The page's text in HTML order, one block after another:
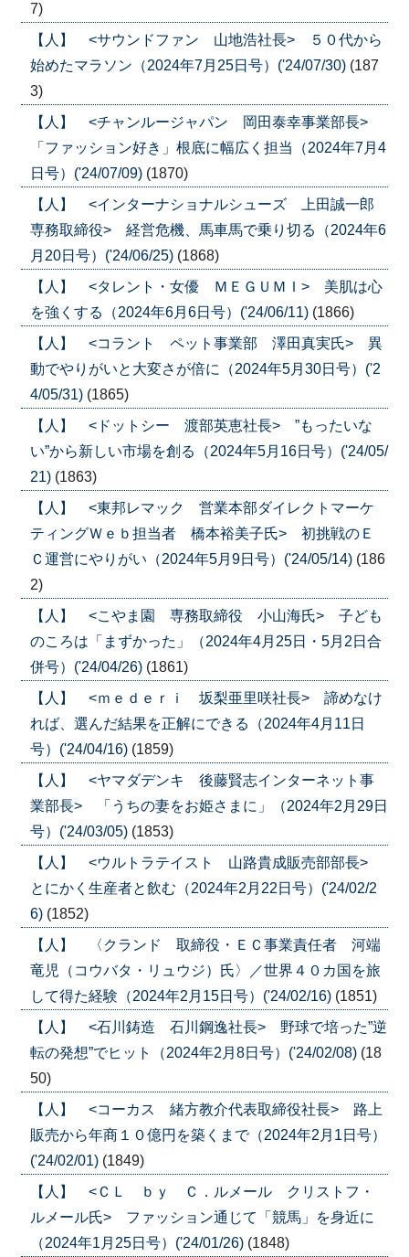
7)
【人】 <サウンドファン 山地浩社長> ５０代から
始めたマラソン（2024年7月25日号）('24/07/30) (187
3)
【人】 <チャンルージャパン 岡田泰幸事業部長>
「ファッション好き」根底に幅広く担当（2024年7月4
日号）('24/07/09) (1870)
【人】 <インターナショナルシューズ 上田誠一郎
専務取締役> 経営危機、馬車馬で乗り切る（2024年6
月20日号）('24/06/25) (1868)
【人】 <タレント・女優 ＭＥＧＵＭＩ> 美肌は心
を強くする（2024年6月6日号）('24/06/11) (1866)
【人】 <コラント ペット事業部 澤田真実氏> 異
動でやりがいと大変さが倍に（2024年5月30日号）('2
4/05/31) (1865)
【人】 <ドットシー 渡部英恵社長> ”もったいな
い”から新しい市場を創る（2024年5月16日号）('24/05/
21) (1863)
【人】 <東邦レマック 営業本部ダイレクトマーケ
ティングＷｅｂ担当者 橋本裕美子氏> 初挑戦のＥ
Ｃ運営にやりがい（2024年5月9日号）('24/05/14) (186
2)
【人】 <こやま園 専務取締役 小山海氏> 子ども
のころは「まずかった」（2024年4月25日・5月2日合
併号）('24/04/26) (1861)
【人】 <ｍｅｄｅｒｉ 坂梨亜里咲社長> 諦めなけ
れば、選んだ結果を正解にできる（2024年4月11日
号）('24/04/16) (1859)
【人】 <ヤマダデンキ 後藤賢志インターネット事
業部長> 「うちの妻をお姫さまに」（2024年2月29日
号）('24/03/05) (1853)
【人】 <ウルトラテイスト 山路貴成販売部部長>
とにかく生産者と飲む（2024年2月22日号）('24/02/2
6) (1852)
【人】 〈クランド 取締役・ＥＣ事業責任者 河端
竜児（コウバタ・リュウジ）氏〉／世界４０カ国を旅
して得た経験（2024年2月15日号）('24/02/16) (1851)
【人】 <石川鋳造 石川鋼逸社長> 野球で培った”逆
転の発想”でヒット（2024年2月8日号）('24/02/08) (18
50)
【人】 <コーカス 緒方教介代表取締役社長> 路上
販売から年商１０億円を築くまで（2024年2月1日号）
('24/02/01) (1849)
【人】 <ＣＬ ｂｙ Ｃ．ルメール クリストフ・
ルメール氏> ファッション通じて「競馬」を身近に
（2024年1月25日号）('24/01/26) (1848)